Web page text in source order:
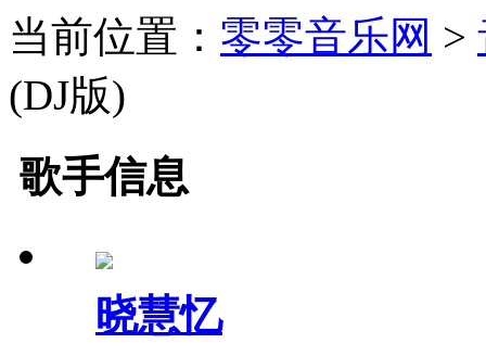
当前位置： 零零音乐网 >
(DJ版)
歌手信息
晓慧忆